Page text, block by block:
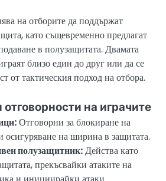
на отборите да поддържат
като същевременно предлагат
в полузащитата. Двамата
близо един до друг или да се
от тактическия подход на отбора.
на играчите
Отговорни за блокиране на
осигуряване на ширина в защитата.
полузащитник:Действа като
прекъсвайки атаките на